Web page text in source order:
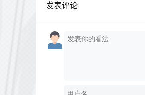
发表评论